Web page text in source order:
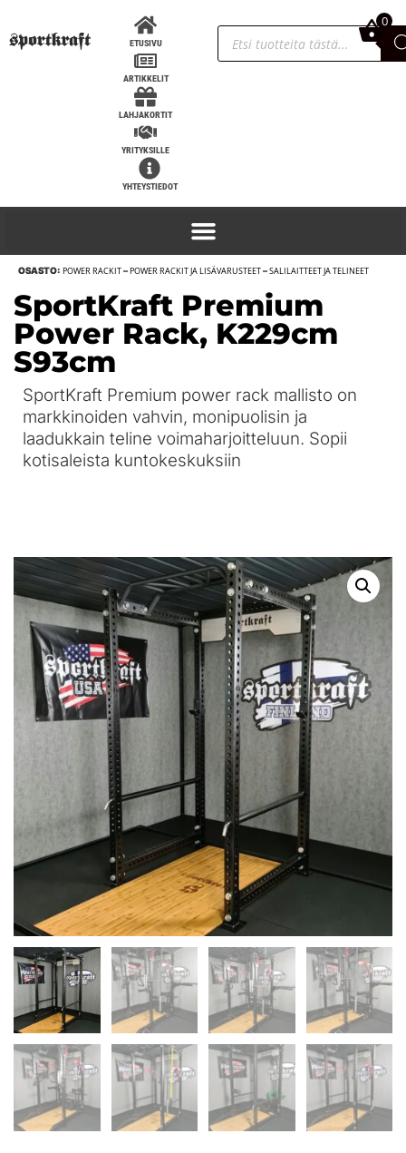
SportKraft Foldable Wall rack /
taitettava kyykkyteline
510,00€ +
ETUSIVU
ARTIKKELIT
LAHJAKORTIT
YRITYKSILLE
YHTEYSTIEDOT
0,00€
0
OSASTO: POWER RACKIT–POWER RACKIT JA LISÄVARUSTEET–SALILAITTEET JA TELINEET
SportKraft Premium
Power Rack, K229cm
S93cm
SportKraft Premium power rack mallisto on
markkinoiden vahvin, monipuolisin ja
laadukkain teline voimaharjoitteluun. Sopii
kotisaleista kuntokeskuksiin